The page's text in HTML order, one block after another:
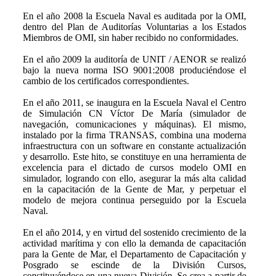
En el año 2008 la Escuela Naval es auditada por la OMI,
dentro del Plan de Auditorías Voluntarias a los Estados
Miembros de OMI, sin haber recibido no conformidades.
En el año 2009 la auditoría de UNIT / AENOR se realizó
bajo la nueva norma ISO 9001:2008 produciéndose el
cambio de los certificados correspondientes.
En el año 2011, se inaugura en la Escuela Naval el Centro
de Simulación CN Víctor De María (simulador de
navegación, comunicaciones y máquinas). El mismo,
instalado por la firma TRANSAS, combina una moderna
infraestructura con un software en constante actualización
y desarrollo. Este hito, se constituye en una herramienta de
excelencia para el dictado de cursos modelo OMI en
simulador, logrando con ello, asegurar la más alta calidad
en la capacitación de la Gente de Mar, y perpetuar el
modelo de mejora continua perseguido por la Escuela
Naval.
En el año 2014, y en virtud del sostenido crecimiento de la
actividad marítima y con ello la demanda de capacitación
para la Gente de Mar, el Departamento de Capacitación y
Posgrado se escinde de la División Cursos,